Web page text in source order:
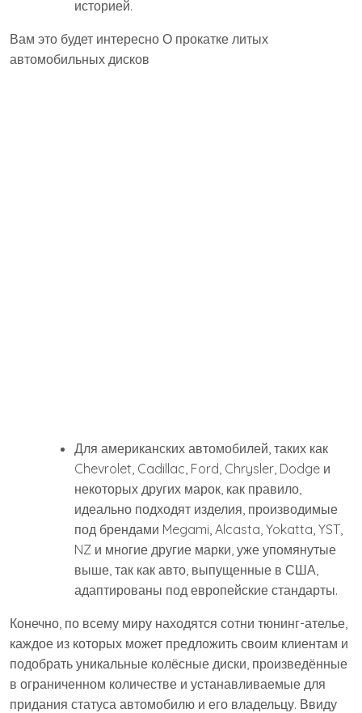
историей.
Вам это будет интересно О прокатке литых
автомобильных дисков
Для американских автомобилей, таких как
Chevrolet, Cadillac, Ford, Chrysler, Dodge и
некоторых других марок, как правило,
идеально подходят изделия, производимые
под брендами Megami, Alcasta, Yokatta, YST,
NZ и многие другие марки, уже упомянутые
выше, так как авто, выпущенные в США,
адаптированы под европейские стандарты.
Конечно, по всему миру находятся сотни тюнинг-ателье,
каждое из которых может предложить своим клиентам и
подобрать уникальные колёсные диски, произведённые
в ограниченном количестве и устанавливаемые для
придания статуса автомобилю и его владельцу. Ввиду